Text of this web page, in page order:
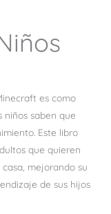
es como
saben que
Este libro
que quieren
mejorando su
de sus hijos